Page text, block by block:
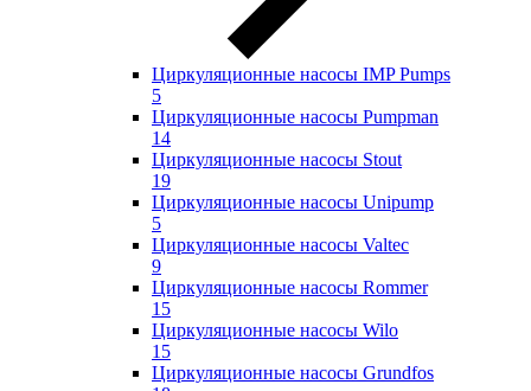
Циркуляционные насосы IMP Pumps
5
Циркуляционные насосы Pumpman
14
Циркуляционные насосы Stout
19
Циркуляционные насосы Unipump
5
Циркуляционные насосы Valtec
9
Циркуляционные насосы Rommer
15
Циркуляционные насосы Wilo
15
Циркуляционные насосы Grundfos